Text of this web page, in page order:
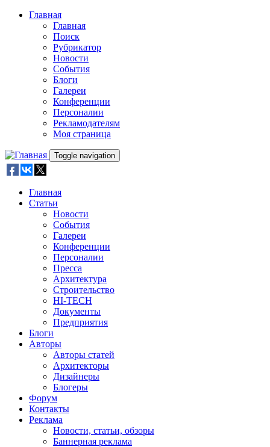
Skip to main content
Главная
Главная
Поиск
Рубрикатор
Новости
События
Блоги
Галереи
Конференции
Персоналии
Рекламодателям
Моя страница
Toggle navigation
Главная
Статьи
Новости
События
Галереи
Конференции
Персоналии
Пресса
Архитектура
Строительство
HI-TECH
Документы
Предприятия
Блоги
Авторы
Авторы статей
Архитекторы
Дизайнеры
Блогеры
Форум
Контакты
Реклама
Новости, статьи, обзоры
Баннерная реклама